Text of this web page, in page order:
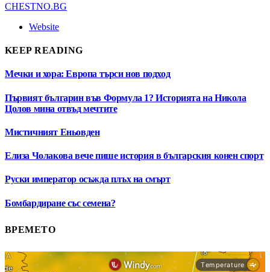
CHESTNO.BG
Website
KEEP READING
Мечки и хора: Европа търси нов подход
Първият българин във Формула 1? Историята на Никола
Цолов мина отвъд мечтите
Мистичният Eньовден
Елиза Чолакова вече пише история в българския конен спорт
Руски император осъжда плъх на смърт
Бомбардиране със семена?
ВРЕМЕТО